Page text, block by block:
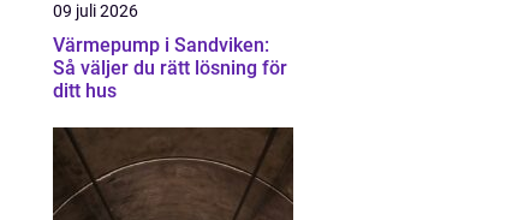
09 juli 2026
Värmepump i Sandviken:
Så väljer du rätt lösning för
ditt hus